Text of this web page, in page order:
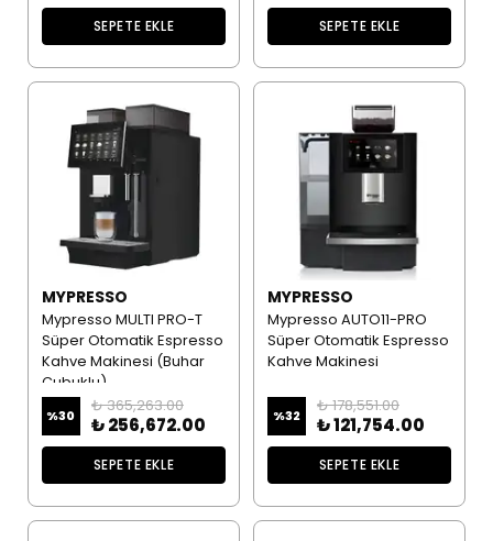
SEPETE EKLE SEPETE EKLE
MYPRESSO
Mypresso MULTI PRO-T
Süper Otomatik Espresso
Kahve Makinesi (Buhar
Çubuklu)
%30
₺ 365,263.00
₺ 256,672.00
SEPETE EKLE
MYPRESSO
Mypresso AUTO11-PRO
Süper Otomatik Espresso
Kahve Makinesi
%32
₺ 178,551.00
₺ 121,754.00
SEPETE EKLE